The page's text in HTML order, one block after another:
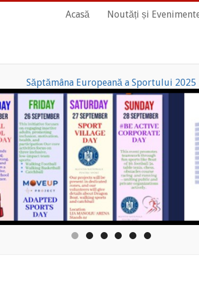
Săptămâna Europeană a Sportului 2025
Main
Acasă Noutăți și